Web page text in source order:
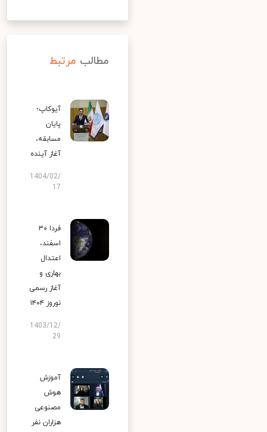
مطالب مرتبط
آیوکاپ؛
پایان
مسابقه،
آغاز آینده
1404/02/
17
فردا ۳۰
اسفند،
اعتدال
بهاری و
آغاز رسمی
نوروز ۱۴۰۴
1403/12/
29
آموزش
هوش
مصنوعی
هزاران نفر